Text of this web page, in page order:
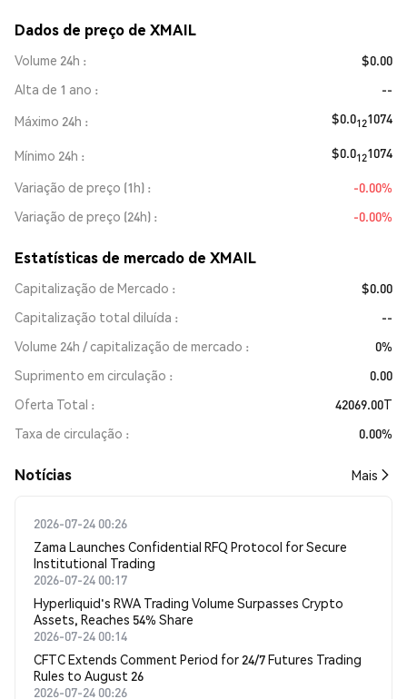
Dados de preço de XMAIL
Volume 24h
$0.00
Alta de 1 ano
--
Máximo 24h
$0.0121074
Mínimo 24h $0.0121074
Variação de preço (1h)
-0.00%
Variação de preço (24h)
-0.00%
Estatísticas de mercado de XMAIL
Capitalização de Mercado
$0.00
Capitalização total diluída
--
Volume 24h / capitalização de mercado
0%
Suprimento em circulação
0.00
Oferta Total
42069.00T
Taxa de circulação
0.00%
​​Notícias​​ Mais
2026-07-24 00:26
Zama Launches Confidential RFQ Protocol for Secure
Institutional Trading
2026-07-24 00:17
Hyperliquid's RWA Trading Volume Surpasses Crypto
Assets, Reaches 54% Share
2026-07-24 00:14
CFTC Extends Comment Period for 24/7 Futures Trading
Rules to August 26
2026-07-24 00:26